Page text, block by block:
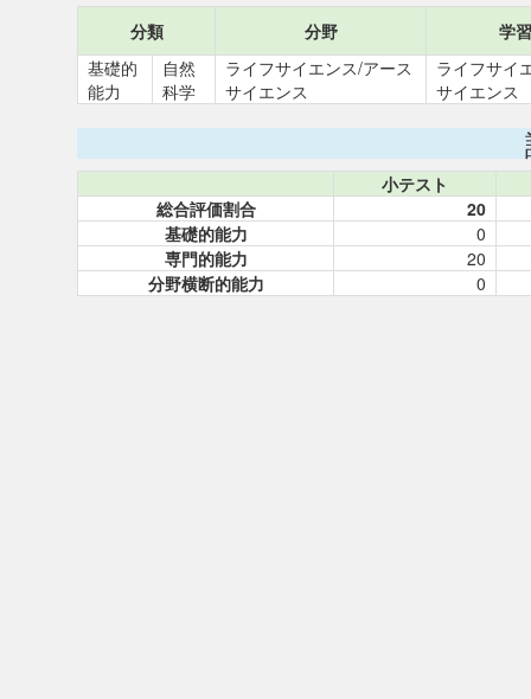
分類 分野
学
基礎的
能力
自然
科学
ライフサイエンス/アース
サイエンス
ライフサイ
サイエンス
小テスト
総合評価割合
20
基礎的能力
0
専門的能力
20
分野横断的能力
0